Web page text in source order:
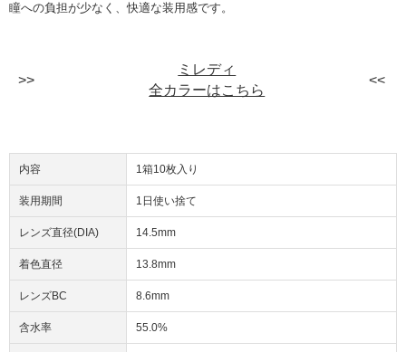
瞳への負担が少なく、快適な装用感です。
ミレディ
全カラーはこちら
内容 1箱10枚入り
装用期間 1日使い捨て
レンズ直径(DIA) 14.5mm
着色直径 13.8mm
レンズBC 8.6mm
含水率 55.0%